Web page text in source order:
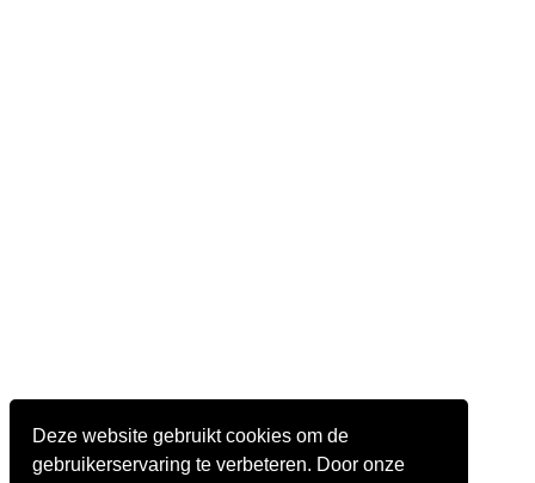
Deze website gebruikt cookies om de
gebruikerservaring te verbeteren. Door onze